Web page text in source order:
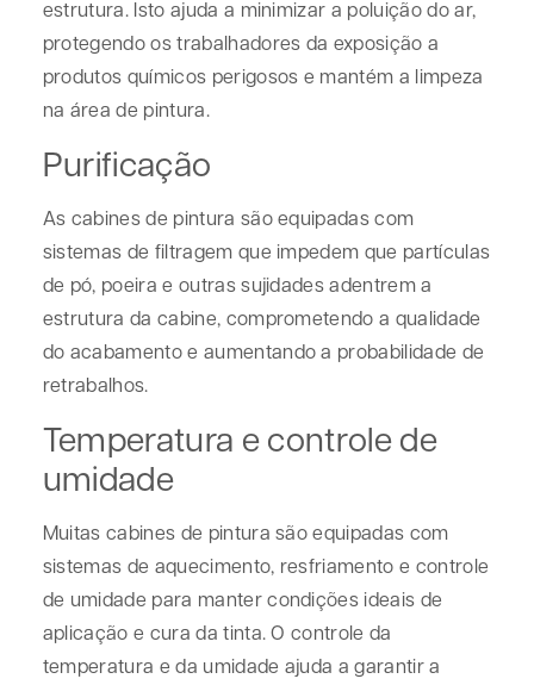
estrutura. Isto ajuda a minimizar a poluição do ar,
protegendo os trabalhadores da exposição a
produtos químicos perigosos e mantém a limpeza
na área de pintura.
Purificação
As cabines de pintura são equipadas com
sistemas de filtragem que impedem que partículas
de pó, poeira e outras sujidades adentrem a
estrutura da cabine, comprometendo a qualidade
do acabamento e aumentando a probabilidade de
retrabalhos.
Temperatura e controle de
umidade
Muitas cabines de pintura são equipadas com
sistemas de aquecimento, resfriamento e controle
de umidade para manter condições ideais de
aplicação e cura da tinta. O controle da
temperatura e da umidade ajuda a garantir a